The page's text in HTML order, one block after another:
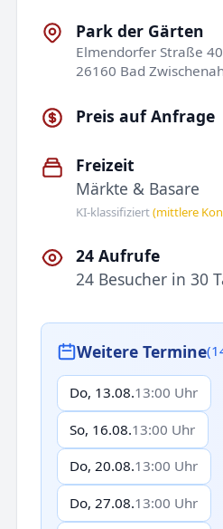
Park der Gärten
Elmendorfer Straße 40
26160 Bad
Preis auf Anfrage
Freizeit
Märkte & Basare
KI-klassifiziert(mittlere
24 Aufrufe
24 Besucher in 30
Weitere Termine
Do, 13.08.13:00 Uhr
So, 16.08.13:00 Uhr
Do, 20.08.13:00 Uhr
Do, 27.08.13:00 Uhr